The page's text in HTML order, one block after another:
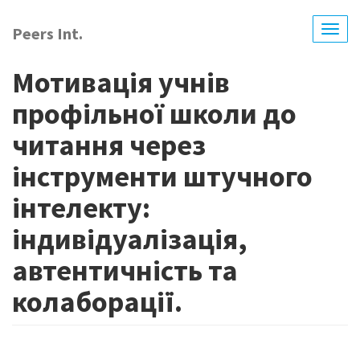
main
Peers Int.
Мотивація учнів
профільної школи до
читання через
інструменти штучного
інтелекту:
індивідуалізація,
автентичність та
колаборації.